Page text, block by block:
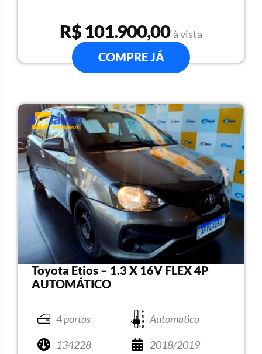
R$ 101.900,00 à vista
COMPRE JÁ
Toyota Etios – 1.3 X 16V FLEX 4P
AUTOMÁTICO
4 portas
Automatico
134228
2018/2019